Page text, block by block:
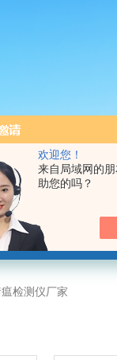
欢迎您！
来自局域网的
助您的吗？
象站，手持气象站，水位监测站，智
检测仪厂家